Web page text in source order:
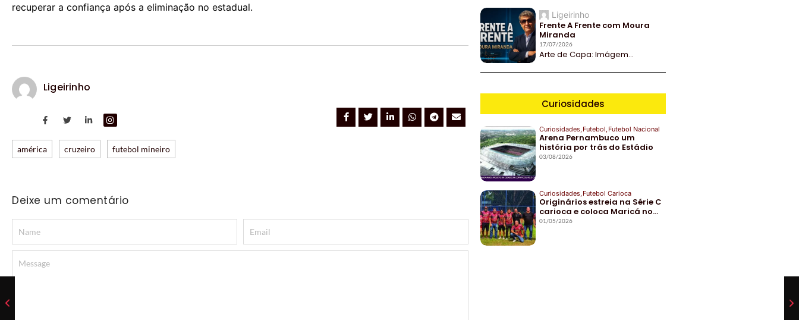
recuperar a confiança após a eliminação no estadual.
Ligeirinho
américa cruzeiro futebol mineiro
Deixe um comentário
Ligeirinho
Frente A Frente com Moura
Miranda
17/07/2026
Arte de Capa: Imágem...
Curiosidades
Curiosidades Futebol Futebol Nacional
Arena Pernambuco um
história por trás do Estádio
03/08/2026
Curiosidades Futebol Carioca
Originários estreia na Série C
carioca e coloca Maricá no…
01/05/2026